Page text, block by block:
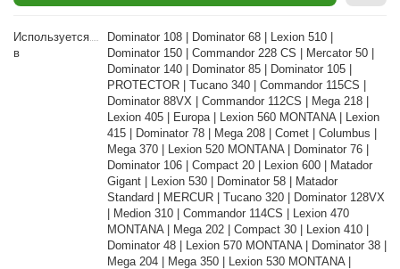
Используется
в
Dominator 108 | Dominator 68 | Lexion 510 |
Dominator 150 | Commandor 228 CS | Mercator 50 |
Dominator 140 | Dominator 85 | Dominator 105 |
PROTECTOR | Tucano 340 | Commandor 115CS |
Dominator 88VX | Commandor 112CS | Mega 218 |
Lexion 405 | Europa | Lexion 560 MONTANA | Lexion
415 | Dominator 78 | Mega 208 | Comet | Columbus |
Mega 370 | Lexion 520 MONTANA | Dominator 76 |
Dominator 106 | Compact 20 | Lexion 600 | Matador
Gigant | Lexion 530 | Dominator 58 | Matador
Standard | MERCUR | Tucano 320 | Dominator 128VX
| Medion 310 | Commandor 114CS | Lexion 470
MONTANA | Mega 202 | Compact 30 | Lexion 410 |
Dominator 48 | Lexion 570 MONTANA | Dominator 38 |
Mega 204 | Mega 350 | Lexion 530 MONTANA |